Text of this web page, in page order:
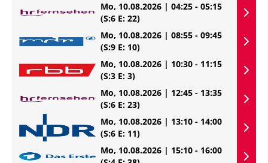
Mo, 10.08.2026 | 04:25 - 05:15
(S:6 E: 22)
Mo, 10.08.2026 | 08:55 - 09:45
(S:9 E: 10)
Mo, 10.08.2026 | 10:30 - 11:15
(S:3 E: 3)
Mo, 10.08.2026 | 12:45 - 13:35
(S:6 E: 23)
Mo, 10.08.2026 | 13:10 - 14:00
(S:6 E: 11)
Mo, 10.08.2026 | 15:10 - 16:00